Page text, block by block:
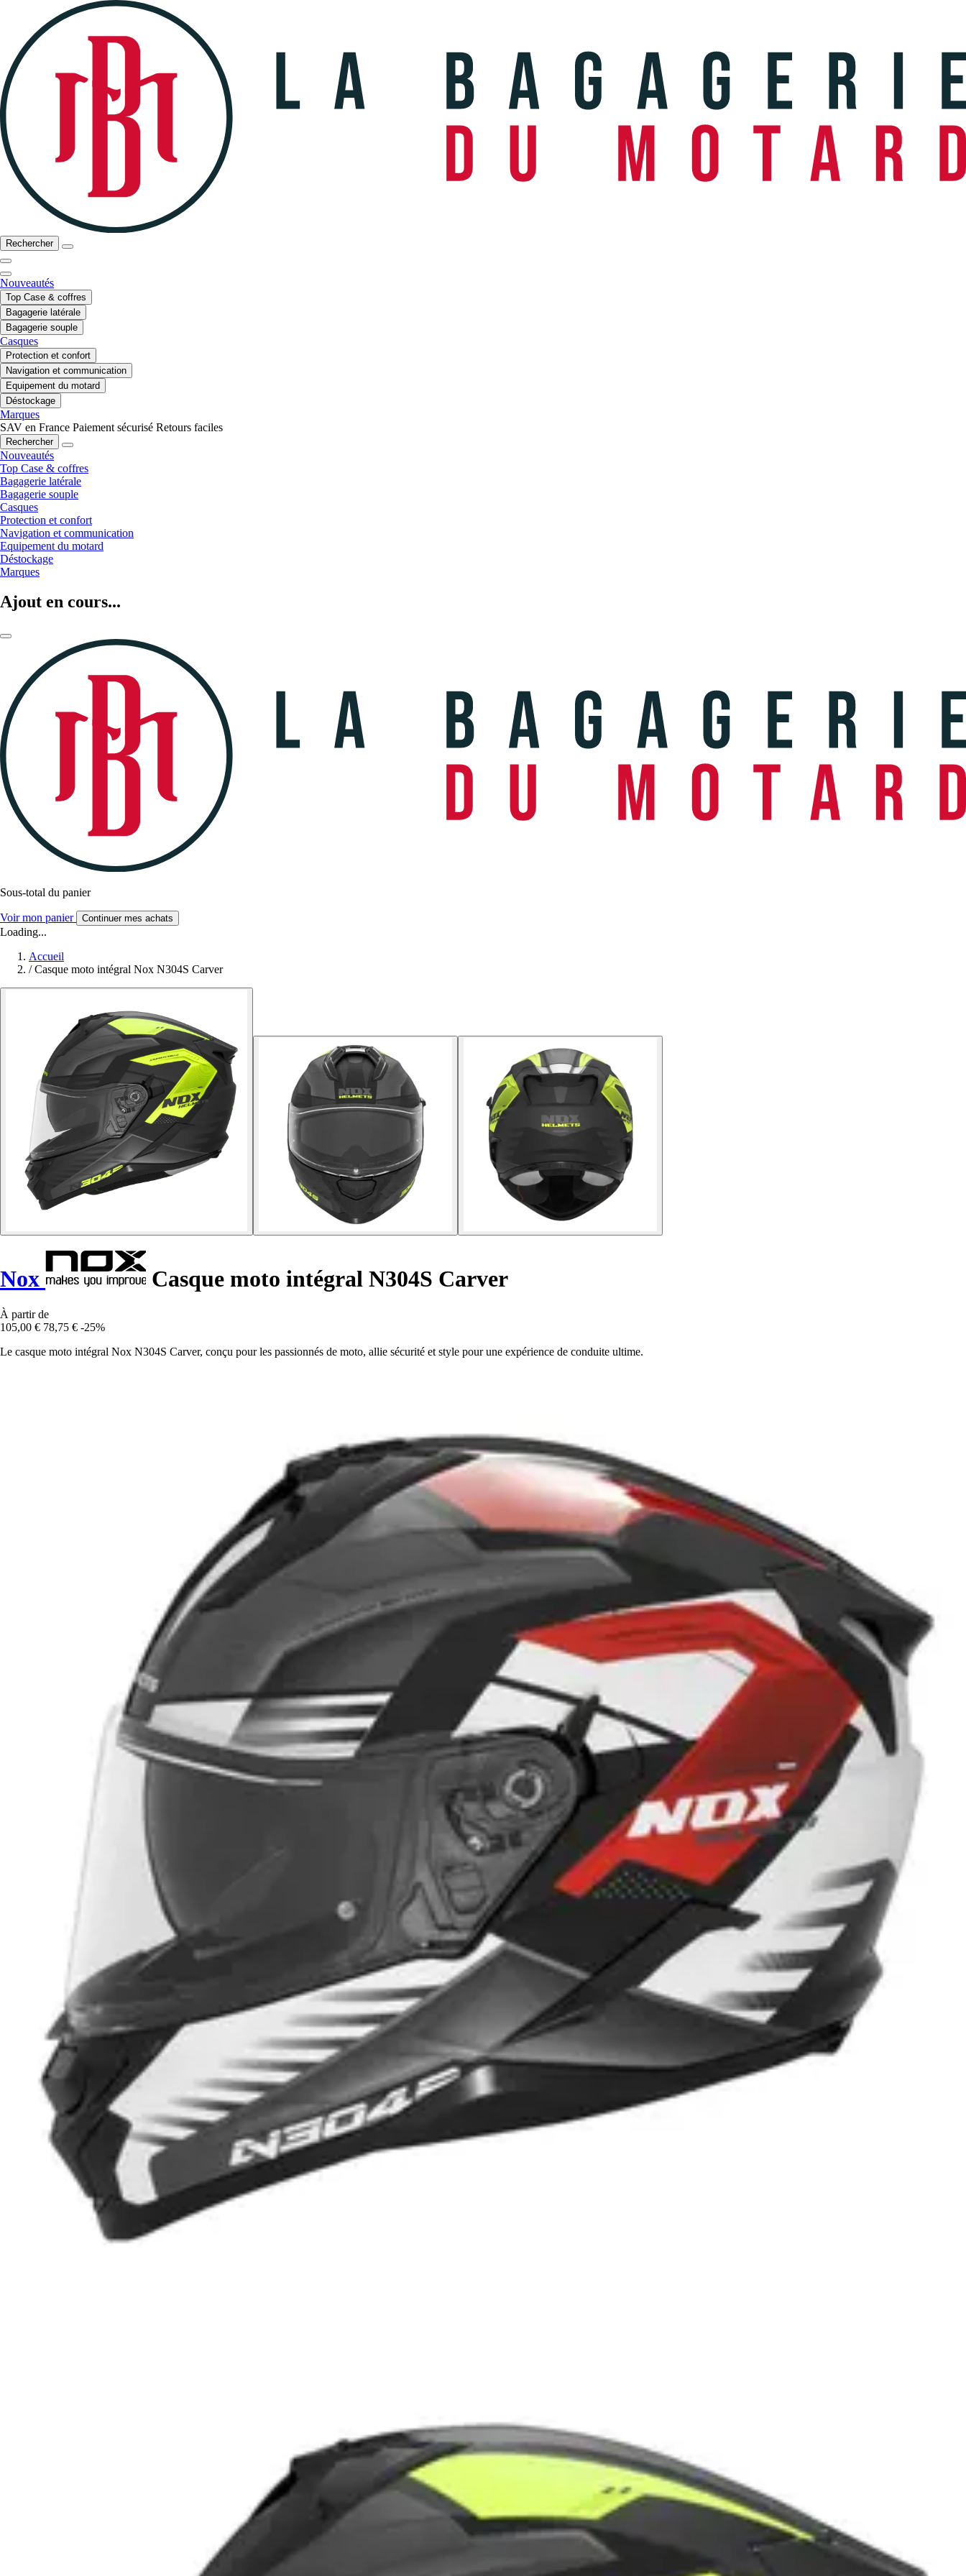
Rechercher
Nouveautés
Top Case & coffres
Bagagerie latérale
Bagagerie souple
Casques
Protection et confort
Navigation et communication
Equipement du motard
Déstockage
Marques
SAV en France Paiement sécurisé Retours faciles
Rechercher
Nouveautés
Top Case & coffres
Bagagerie latérale
Bagagerie souple
Casques
Protection et confort
Navigation et communication
Equipement du motard
Déstockage
Marques
Ajout en cours...
Sous-total du panier
Voir mon panier Continuer mes achats
Loading...
Accueil
/ Casque moto intégral Nox N304S Carver
Nox Casque moto intégral N304S Carver
À partir de
105,00 € 78,75 € -25%
Le casque moto intégral Nox N304S Carver, conçu pour les passionnés de moto, allie sécurité et style pour une expérience de conduite ultime.